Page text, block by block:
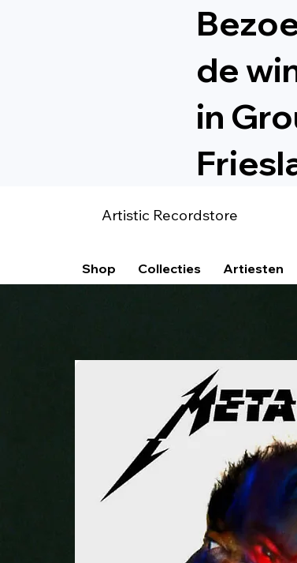
de
in
Artistic Recordstore
Shop Collecties Artiesten